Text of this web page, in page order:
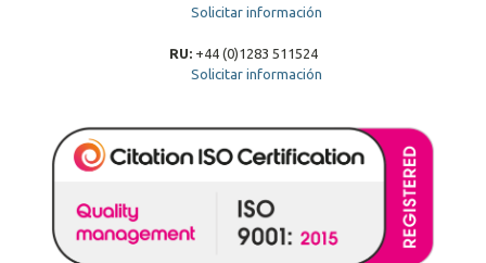
Solicitar información
RU:+44 (0)1283 511524
Solicitar información